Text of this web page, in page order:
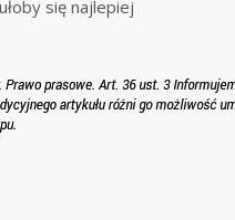
się najlepiej